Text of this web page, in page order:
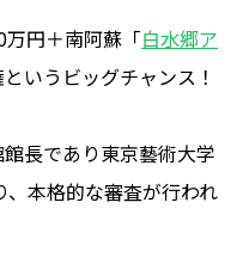
円＋南阿蘇「白水郷ア
いうビッグチャンス！
長であり東京藝術大学
、本格的な審査が行われ